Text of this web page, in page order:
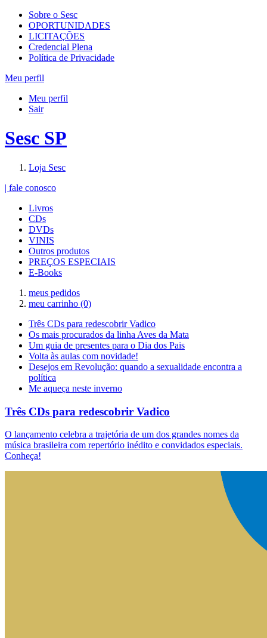
Sobre o Sesc
OPORTUNIDADES
LICITAÇÕES
Credencial Plena
Política de Privacidade
Meu perfil
Meu perfil
Sair
Sesc SP
Loja Sesc
| fale conosco
Livros
CDs
DVDs
VINIS
Outros produtos
PREÇOS ESPECIAIS
E-Books
meus pedidos
meu carrinho (0)
Três CDs para redescobrir Vadico
Os mais procurados da linha Aves da Mata
Um guia de presentes para o Dia dos Pais
Volta às aulas com novidade!
Desejos em Revolução: quando a sexualidade encontra a
política
Me aqueça neste inverno
Três CDs para redescobrir Vadico
O lançamento celebra a trajetória de um dos grandes nomes da
música brasileira com repertório inédito e convidados especiais.
Conheça!